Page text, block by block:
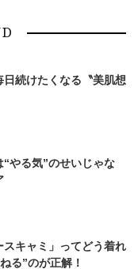
日続けたくなる〝美肌想
やる気”のせいじゃな
キャミ」ってどう着れ
る”のが正解！